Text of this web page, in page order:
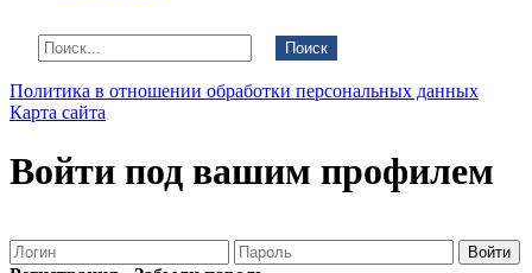
Поиск
Политика в отношении обработки персональных данных
Карта сайта
Войти под вашим профилем